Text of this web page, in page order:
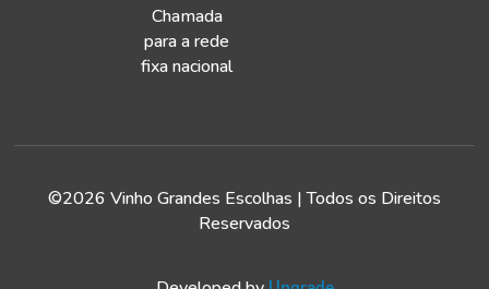
Chamada
para a rede
fixa nacional
©2026 Vinho Grandes Escolhas | Todos os Direitos
Reservados